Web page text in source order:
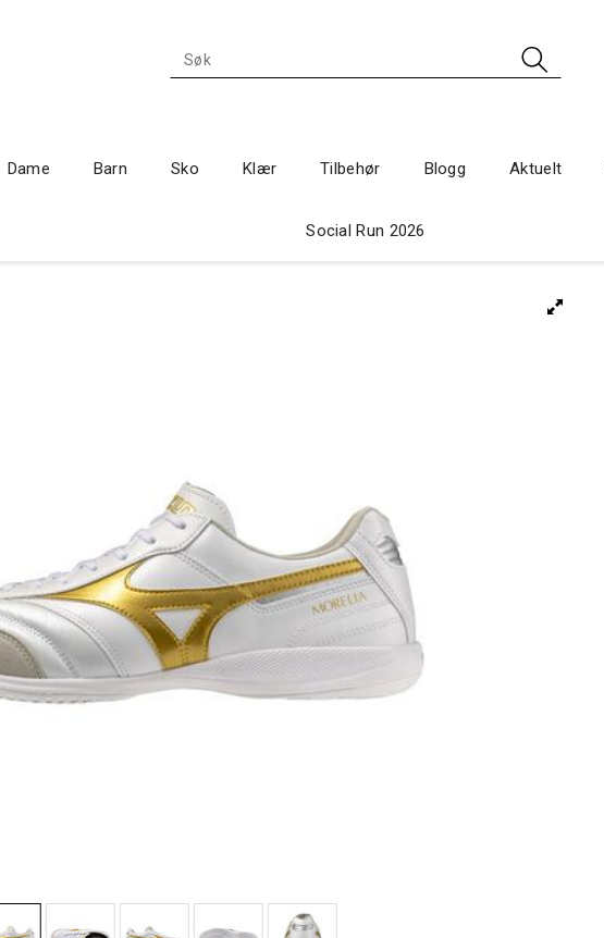
Dame Barn Sko Klær Tilbehør Blogg Aktuelt
Social Run 2026